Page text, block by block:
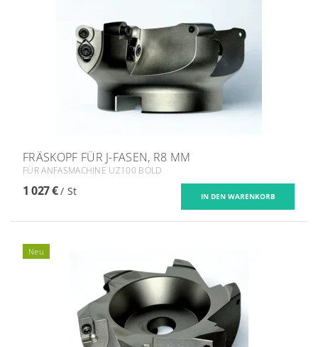
FRÄSKOPF FÜR J-FASEN, R8 MM
FÜR ANFASMACHINE UZ100 BOLD
1 027 €/ St
Neu